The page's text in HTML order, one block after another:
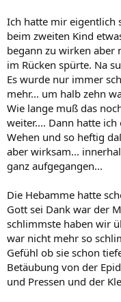
Ich hatte mir eigentlich
beim zweiten Kind
begann zu wirken aber
im Rücken spürte. Na
Es wurde nur immer
mehr... um halb zehn
Wie lange muß das
weiter.... Dann hatte
Wehen und so heftig
aber wirksam...
ganz aufgegangen...
Die Hebamme hatte
Gott sei Dank war der
schlimmste haben wir
war nicht mehr so
Gefühl ob sie schon
Betäubung von der
und Pressen und der